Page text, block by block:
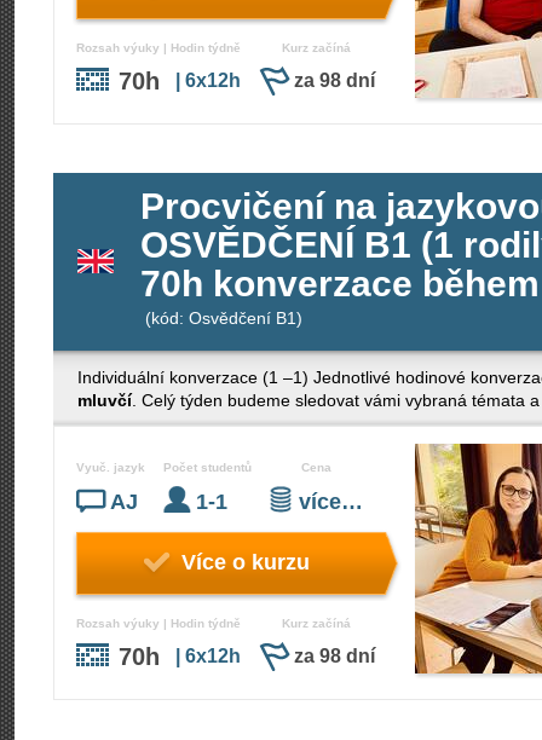
Rozsah výuky | Hodin týdně
70h | 6x12h
Kurz začíná
za 98 dní
Procvičení na
OSVĚDČENÍ B1 (1
70h konverzace
(kód: Osvědčení B1)
Individuální konverzace (1 –1) Jednotlivé hodinové
mluvčí. Celý týden budeme sledovat vámi vybraná témata
Vyuč. jazyk
AJ
Počet studentů
1-1
Cena
více…
Více o kurzu
Rozsah výuky | Hodin týdně
70h | 6x12h
Kurz začíná
za 98 dní